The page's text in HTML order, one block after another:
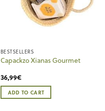
BESTSELLERS
Capackzo Xianas Gourmet
36,99€
ADD TO CART